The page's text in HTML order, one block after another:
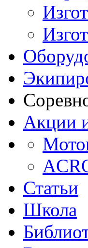
Акции
Статьи
Школа